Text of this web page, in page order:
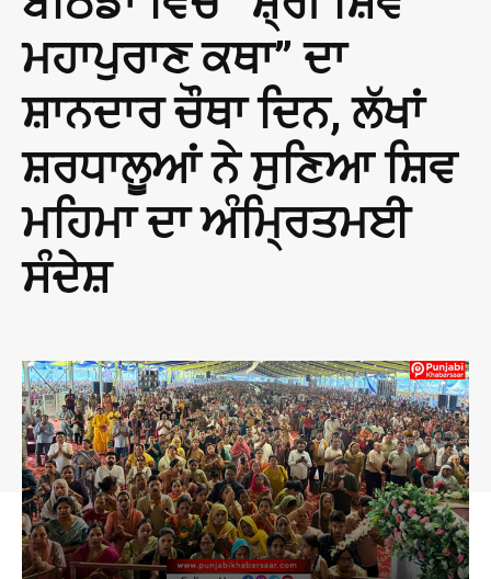
ਮਹਾਪੁਰਾਣ ਕਥਾ” ਦਾ
ਸ਼ਾਨਦਾਰ ਚੌਥਾ ਦਿਨ, ਲੱਖਾਂ
ਸ਼ਰਧਾਲੂਆਂ ਨੇ ਸੁਣਿਆ ਸ਼ਿਵ
ਮਹਿਮਾ ਦਾ ਅੰਮ੍ਰਿਤਮਈ
ਸੰਦੇਸ਼